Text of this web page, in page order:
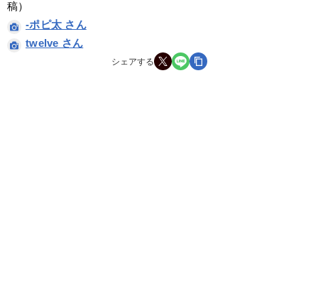
稿）
-ポピ太 さん
twelve さん
シェアする